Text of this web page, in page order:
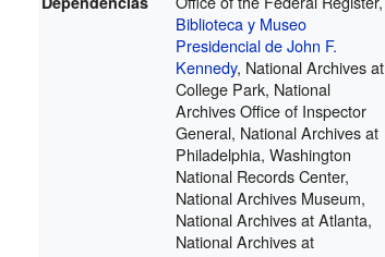
Biblioteca y Museo
Presidencial de John F.
Kennedy, National Archives at
College Park, National
Archives Office of Inspector
General, National Archives at
Philadelphia, Washington
National Records Center,
National Archives Museum,
National Archives at Atlanta,
National Archives at